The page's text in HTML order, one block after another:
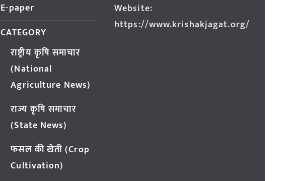
E-paper
CATEGORY
राष्ट्रीय कृषि समाचार
(National
Agriculture News)
राज्य कृषि समाचार
(State News)
फसल की खेती (Crop
Cultivation)
Website:
https://www.krishakjagat.org/